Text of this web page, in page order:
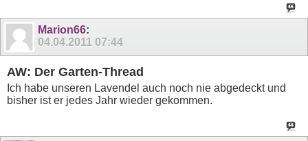
Marion66:
04.04.2011 07:44
AW: Der Garten-Thread
Ich habe unseren Lavendel auch noch nie abgedeckt und
bisher ist er jedes Jahr wieder gekommen.